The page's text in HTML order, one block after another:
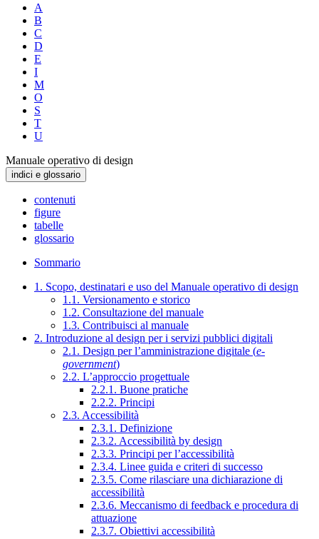
A
B
C
D
E
I
M
O
S
T
U
Manuale operativo di design
indici e glossario
contenuti
figure
tabelle
glossario
Sommario
1. Scopo, destinatari e uso del Manuale operativo di design
1.1. Versionamento e storico
1.2. Consultazione del manuale
1.3. Contribuisci al manuale
2. Introduzione al design per i servizi pubblici digitali
2.1. Design per l’amministrazione digitale (e-
government)
2.2. L’approccio progettuale
2.2.1. Buone pratiche
2.2.2. Principi
2.3. Accessibilità
2.3.1. Definizione
2.3.2. Accessibilità by design
2.3.3. Principi per l’accessibilità
2.3.4. Linee guida e criteri di successo
2.3.5. Come rilasciare una dichiarazione di
accessibilità
2.3.6. Meccanismo di feedback e procedura di
attuazione
2.3.7. Obiettivi accessibilità